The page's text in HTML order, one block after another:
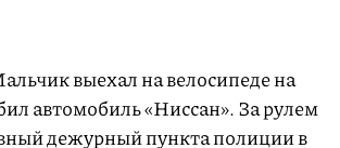
выехал на велосипеде на
автомобиль «Ниссан». За рулем
дежурный пункта полиции в